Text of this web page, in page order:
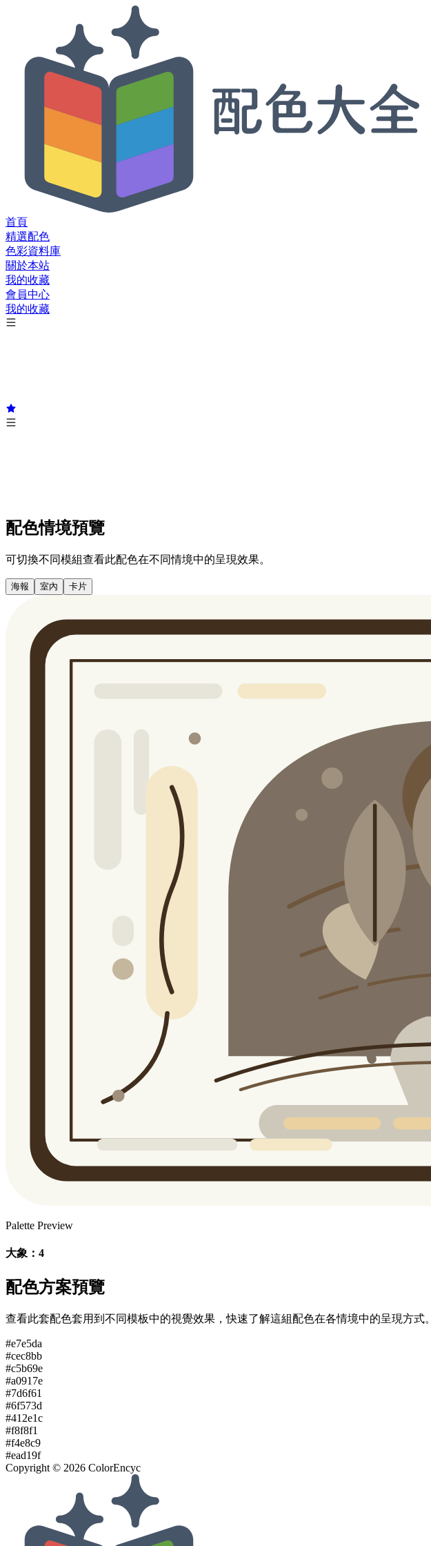
首頁
精選配色
色彩資料庫
關於本站
我的收藏
會員中心
我的收藏
配色情境預覽
可切換不同模組查看此配色在不同情境中的呈現效果。
海報 室內 卡片
Palette Preview
大象：4
配色方案預覽
查看此套配色套用到不同模板中的視覺效果，快速了解這組配色在各情境中的呈現方式。
#e7e5da
#cec8bb
#c5b69e
#a0917e
#7d6f61
#6f573d
#412e1c
#f8f8f1
#f4e8c9
#ead19f
Copyright © 2026 ColorEncyc